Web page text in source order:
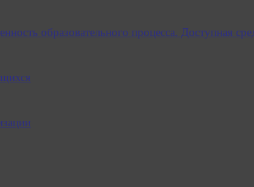
образовательного процесса. Доступная